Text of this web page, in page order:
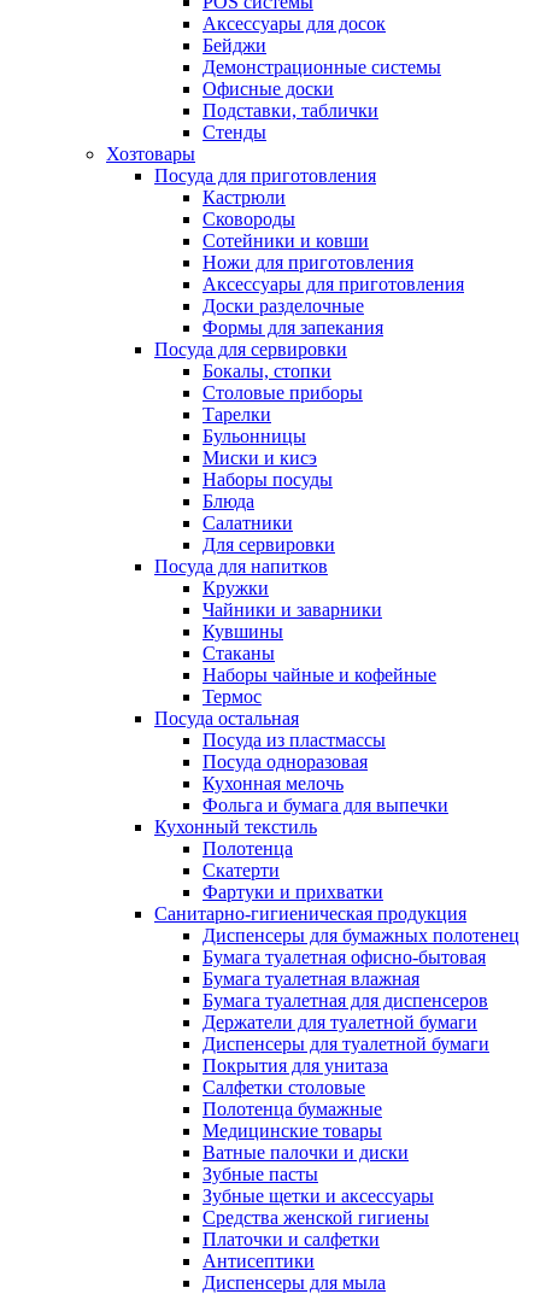
Аксессуары для досок
Бейджи
Демонстрационные системы
Офисные доски
Подставки, таблички
Стенды
Хозтовары
Посуда для приготовления
Кастрюли
Сковороды
Сотейники и ковши
Ножи для приготовления
Аксессуары для приготовления
Доски разделочные
Формы для запекания
Посуда для сервировки
Бокалы, стопки
Столовые приборы
Тарелки
Бульонницы
Миски и кисэ
Наборы посуды
Блюда
Салатники
Для сервировки
Посуда для напитков
Кружки
Чайники и заварники
Кувшины
Стаканы
Наборы чайные и кофейные
Термос
Посуда остальная
Посуда из пластмассы
Посуда одноразовая
Кухонная мелочь
Фольга и бумага для выпечки
Кухонный текстиль
Полотенца
Скатерти
Фартуки и прихватки
Санитарно-гигиеническая продукция
Диспенсеры для бумажных полотенец
Бумага туалетная офисно-бытовая
Бумага туалетная влажная
Бумага туалетная для диспенсеров
Держатели для туалетной бумаги
Диспенсеры для туалетной бумаги
Покрытия для унитаза
Салфетки столовые
Полотенца бумажные
Медицинские товары
Ватные палочки и диски
Зубные пасты
Зубные щетки и аксессуары
Средства женской гигиены
Платочки и салфетки
Антисептики
Диспенсеры для мыла